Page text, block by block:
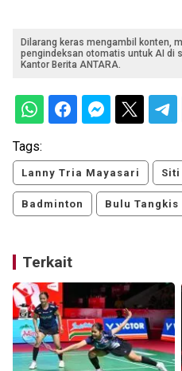
Dilarang keras mengambil konten,
pengindeksan otomatis untuk AI di
Kantor Berita ANTARA.
Tags:
Lanny Tria Mayasari Siti
Badminton Bulu Tangkis
Terkait